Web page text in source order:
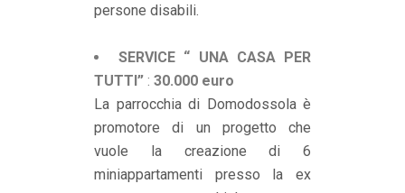
persone disabili.
SERVICE “ UNA CASA PER
TUTTI” : 30.000 euro
La parrocchia di Domodossola è
promotore di un progetto che
vuole la creazione di 6
miniappartamenti presso la ex